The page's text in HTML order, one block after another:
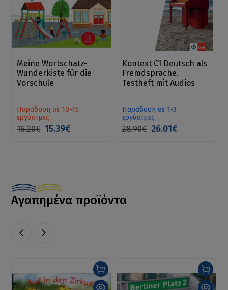
Meine Wortschatz-
Wunderkiste für die
Vorschule
Παράδοση σε 10-15
εργάσιμες
16.20€ 15.39€
Kontext C1 Deutsch als
Fremdsprache.
Testheft mit Audios
Παράδοση σε 1-3
εργάσιμες
28.90€ 26.01€
Αγαπημένα προϊόντα